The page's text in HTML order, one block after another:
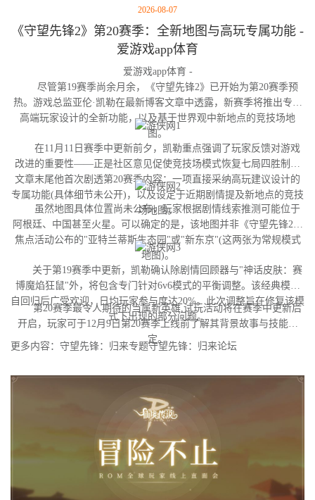
2026-08-07
《守望先锋2》第20赛季：全新地图与高玩专属功能 -
爱游戏app体育
爱游戏app体育 -
尽管第19赛季尚余月余，《守望先锋2》已开始为第20赛季预
热。游戏总监亚伦·凯勒在最新博客文章中透露，新赛季将推出专为
高端玩家设计的全新功能，以及基于世界观中新地点的竞技场地
图。
在11月11日赛季中更新前夕，凯勒重点强调了玩家反馈对游戏
改进的重要性——正是社区意见促使竞技场模式恢复七局四胜制。
文章末尾他首次剧透第20赛季内容：一项直接采纳高玩建议设计的
专属功能(具体细节未公开)，以及设定于近期剧情提及新地点的竞技
场地图。
虽然地图具体位置尚未公布，玩家根据剧情线索推测可能位于
阿根廷、中国甚至火星。可以确定的是，该地图并非《守望先锋2》
焦点活动公布的"亚特兰蒂斯生态园"或"新东京"(这两张为常规模式
地图)。
关于第19赛季中更新，凯勒确认除剧情回顾器与"神话皮肤：赛
博魔焰狂鼠"外，将包含专门针对6v6模式的平衡调整。该经典模式
自回归后广受欢迎，日均玩家参与度达20%。此次调整旨在修复该模
式下出现的部分问题。
第20赛季最令人期待的当属新英雄,试玩活动将在赛季中更新后
开启，玩家可于12月9日第20赛季上线前了解其背景故事与技能设
定。
更多内容：守望先锋：归来专题守望先锋：归来论坛